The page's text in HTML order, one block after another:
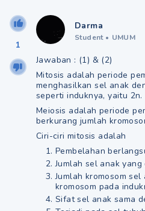
1
Darma
Student • UMUM
Jawaban : (1) & (2)
Mitosis adalah periode
menghasilkan sel anak
seperti induknya, yaitu 2n.
Meiosis adalah periode
berkurang jumlah
Ciri-ciri mitosis adalah
Pembelahan
Jumlah sel anak
Jumlah kromosom
kromosom pada
Sifat sel anak sama